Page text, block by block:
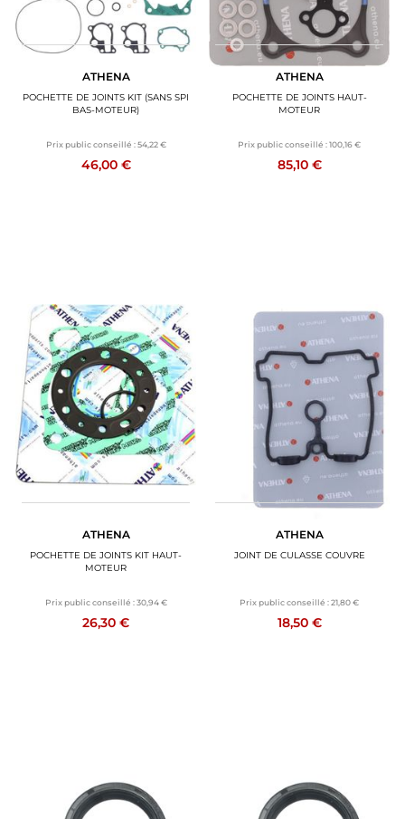
ATHENA
POCHETTE DE JOINTS KIT (SANS SPI
BAS-MOTEUR)
Prix public conseillé : 54,22 €
46,00 €
ATHENA
POCHETTE DE JOINTS HAUT-
MOTEUR
Prix public conseillé :100,16 €
85,10 €
ATHENA
POCHETTE DE JOINTS KIT HAUT-
MOTEUR
Prix public conseillé : 30,94 €
26,30 €
ATHENA
JOINT DE CULASSE COUVRE
Prix public conseillé :21,80 €
18,50 €